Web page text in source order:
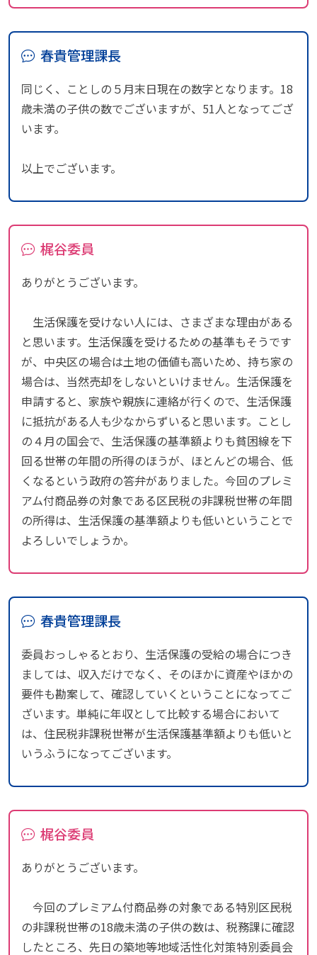
春貴管理課長
同じく、ことしの５月末日現在の数字となります。18
歳未満の子供の数でございますが、51人となってござ
います。
以上でございます。
梶谷委員
ありがとうございます。
生活保護を受けない人には、さまざまな理由がある
と思います。生活保護を受けるための基準もそうです
が、中央区の場合は土地の価値も高いため、持ち家の
場合は、当然売却をしないといけません。生活保護を
申請すると、家族や親族に連絡が行くので、生活保護
に抵抗がある人も少なからずいると思います。ことし
の４月の国会で、生活保護の基準額よりも貧困線を下
回る世帯の年間の所得のほうが、ほとんどの場合、低
くなるという政府の答弁がありました。今回のプレミ
アム付商品券の対象である区民税の非課税世帯の年間
の所得は、生活保護の基準額よりも低いということで
よろしいでしょうか。
春貴管理課長
委員おっしゃるとおり、生活保護の受給の場合につき
ましては、収入だけでなく、そのほかに資産やほかの
要件も勘案して、確認していくということになってご
ざいます。単純に年収として比較する場合において
は、住民税非課税世帯が生活保護基準額よりも低いと
いうふうになってございます。
梶谷委員
ありがとうございます。
今回のプレミアム付商品券の対象である特別区民税
の非課税世帯の18歳未満の子供の数は、税務課に確認
したところ、先日の築地等地域活性化対策特別委員会